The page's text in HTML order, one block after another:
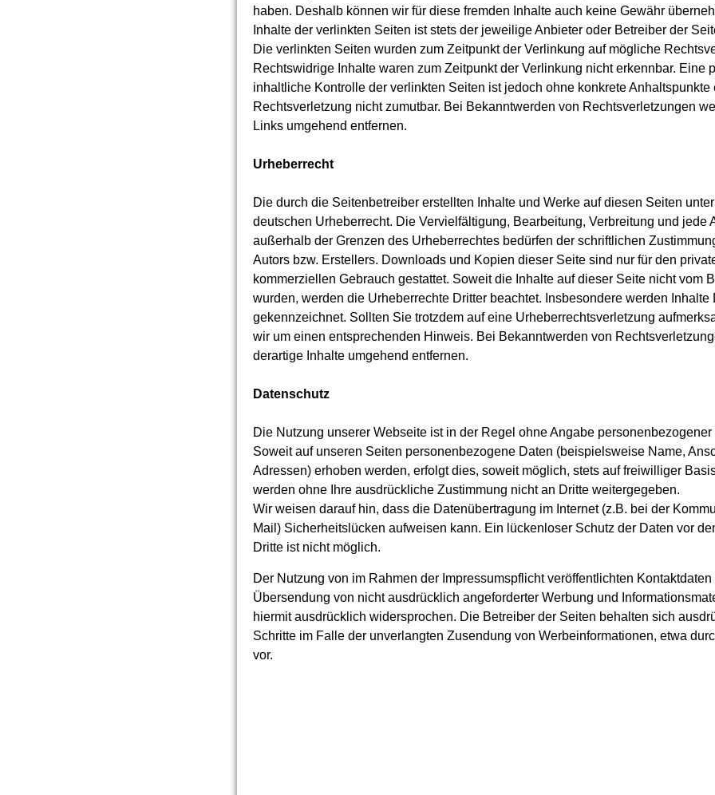
haben. Deshalb können wir für diese fremden Inhalte auch keine Gewähr
Inhalte der verlinkten Seiten ist stets der jeweilige Anbieter oder Betreiber der
Die verlinkten Seiten wurden zum Zeitpunkt der Verlinkung auf mögliche
Rechtswidrige Inhalte waren zum Zeitpunkt der Verlinkung nicht erkennbar. Eine
inhaltliche Kontrolle der verlinkten Seiten ist jedoch ohne konkrete Anhaltspunkte
Rechtsverletzung nicht zumutbar. Bei Bekanntwerden von Rechtsverletzungen
Links umgehend entfernen.
Urheberrecht
Die durch die Seitenbetreiber erstellten Inhalte und Werke auf diesen Seiten
deutschen Urheberrecht. Die Vervielfältigung, Bearbeitung, Verbreitung und jede
außerhalb der Grenzen des Urheberrechtes bedürfen der schriftlichen
Autors bzw. Erstellers. Downloads und Kopien dieser Seite sind nur für den
kommerziellen Gebrauch gestattet. Soweit die Inhalte auf dieser Seite nicht vom
wurden, werden die Urheberrechte Dritter beachtet. Insbesondere werden Inhalte
gekennzeichnet. Sollten Sie trotzdem auf eine Urheberrechtsverletzung
wir um einen entsprechenden Hinweis. Bei Bekanntwerden von
derartige Inhalte umgehend entfernen.
Datenschutz
Die Nutzung unserer Webseite ist in der Regel ohne Angabe
Soweit auf unseren Seiten personenbezogene Daten (beispielsweise Name,
Adressen) erhoben werden, erfolgt dies, soweit möglich, stets auf freiwilliger
werden ohne Ihre ausdrückliche Zustimmung nicht an Dritte weitergegeben.
Wir weisen darauf hin, dass die Datenübertragung im Internet (z.B. bei der
Mail) Sicherheitslücken aufweisen kann. Ein lückenloser Schutz der Daten vor
Dritte ist nicht möglich.
Der Nutzung von im Rahmen der Impressumspflicht veröffentlichten
Übersendung von nicht ausdrücklich angeforderter Werbung und
hiermit ausdrücklich widersprochen. Die Betreiber der Seiten behalten sich
Schritte im Falle der unverlangten Zusendung von Werbeinformationen, etwa
vor.